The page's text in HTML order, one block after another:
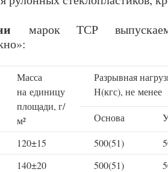
марок ТСР
Масса
на единицу
площади, г/
м²
Разрывная
Н(кгс), не менее
Основа
120±15 500(51)
140±20 500(51)